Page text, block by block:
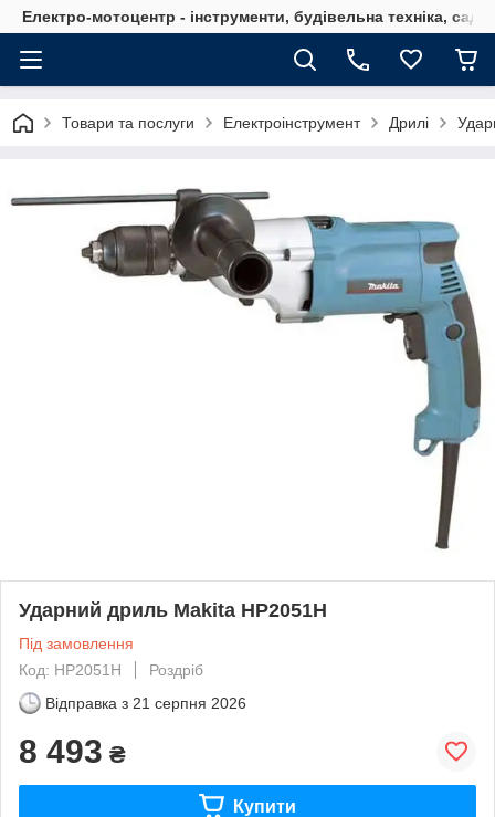
Електро-мотоцентр - інструменти, будівельна техніка,
Товари та послуги Електроінструмент Дрилі
Ударний дриль Makita HP2051H
Під замовлення
Код: HP2051H
Роздріб
Відправка з 21 серпня 2026
8 493 ₴
Купити